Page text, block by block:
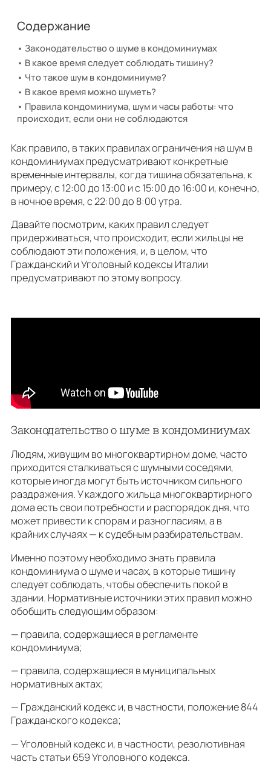
Содержание
Законодательство о шуме в кондоминиумах
В какое время следует соблюдать тишину?
Что такое шум в кондоминиуме?
В какое время можно шуметь?
Правила кондоминиума, шум и часы работы: что
происходит, если они не соблюдаются
Как правило, в таких правилах ограничения на шум в
кондоминиумах предусматривают конкретные
временные интервалы, когда тишина обязательна, к
примеру, с 12:00 до 13:00 и с 15:00 до 16:00 и, конечно,
в ночное время, с 22:00 до 8:00 утра.
Давайте посмотрим, каких правил следует
придерживаться, что происходит, если жильцы не
соблюдают эти положения, и, в целом, что
Гражданский и Уголовный кодексы Италии
предусматривают по этому вопросу.
Законодательство о шуме в кондоминиумах
Людям, живущим во многоквартирном доме, часто
приходится сталкиваться с шумными соседями,
которые иногда могут быть источником сильного
раздражения. У каждого жильца многоквартирного
дома есть свои потребности и распорядок дня, что
может привести к спорам и разногласиям, а в
крайних случаях — к судебным разбирательствам.
Именно поэтому необходимо знать правила
кондоминиума о шуме и часах, в которые тишину
следует соблюдать, чтобы обеспечить покой в
здании. Нормативные источники этих правил можно
обобщить следующим образом:
— правила, содержащиеся в регламенте
кондоминиума;
— правила, содержащиеся в муниципальных
нормативных актах;
— Гражданский кодекс и, в частности, положение 844
Гражданского кодекса;
— Уголовный кодекс и, в частности, резолютивная
часть статьи 659 Уголовного кодекса.